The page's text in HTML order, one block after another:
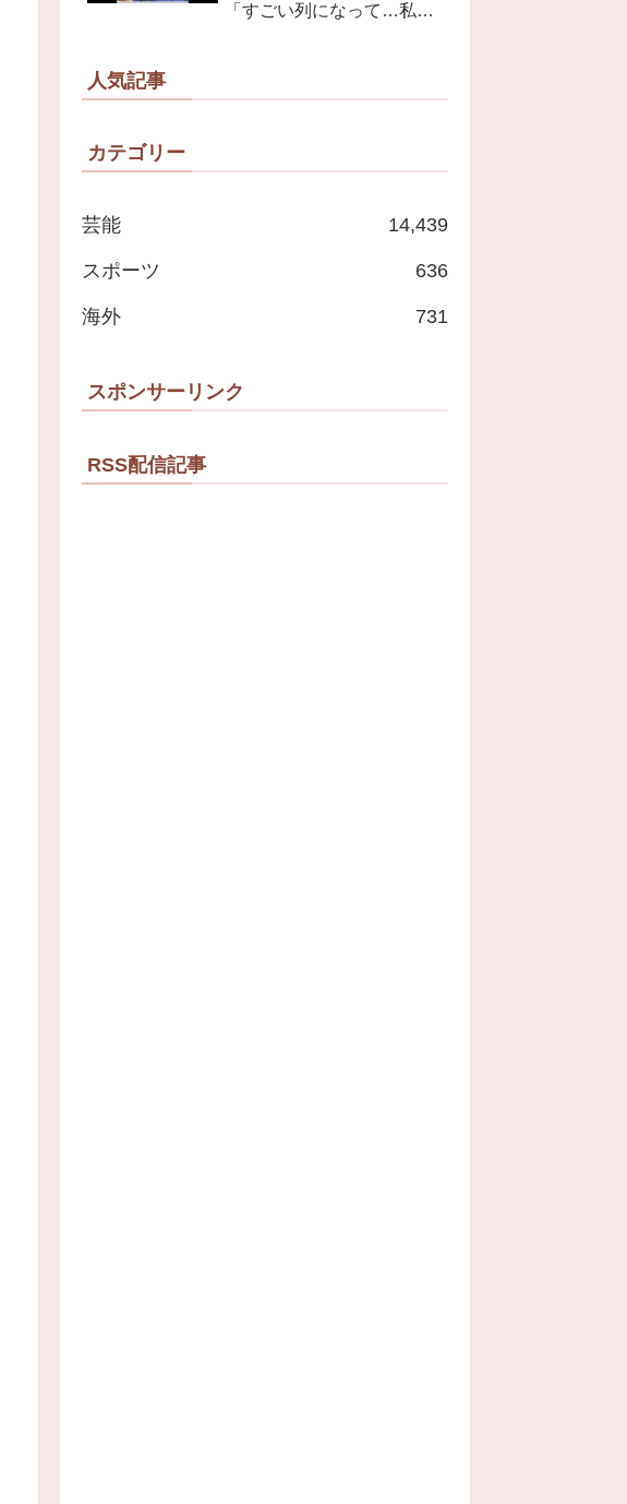
「すごい列になって…私ア
人気記事
カテゴリー
芸能 14,439
スポーツ 636
海外 731
スポンサーリンク
RSS配信記事